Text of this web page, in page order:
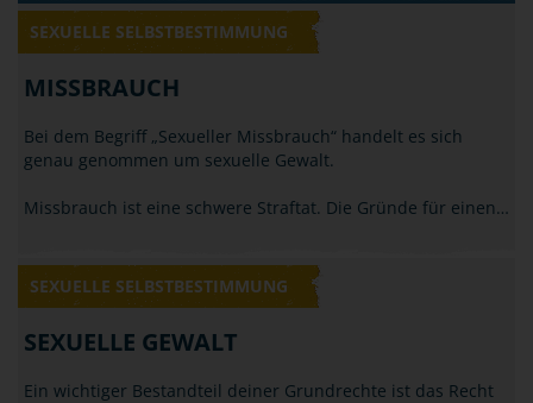
SEXUELLE SELBSTBESTIMMUNG
MISSBRAUCH
Bei dem Begriff „Sexueller Missbrauch“ handelt es sich
genau genommen um sexuelle Gewalt.
Missbrauch ist eine schwere Straftat. Die Gründe für einen…
SEXUELLE SELBSTBESTIMMUNG
SEXUELLE GEWALT
Ein wichtiger Bestandteil deiner Grundrechte ist das Recht